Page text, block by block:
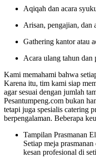
Aqiqah dan acara
Arisan, pengajian, dan
Gathering kantor atau
Acara ulang tahun dan
Kami memahami bahwa
Karena itu, tim kami siap
agar sesuai dengan jumlah
Pesantumpeng.com bukan
tetapi juga spesialis catering
berpengalaman. Beberapa
Tampilan Prasmanan
Setiap meja
kesan profesional di